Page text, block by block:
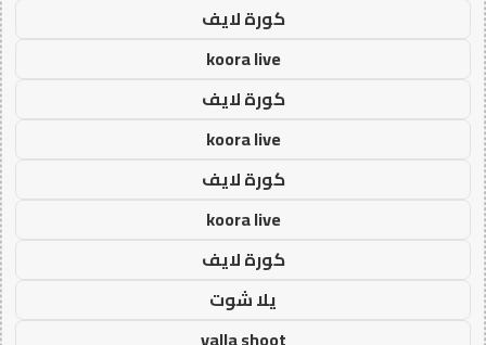
كورة لايف
koora live
كورة لايف
koora live
كورة لايف
koora live
كورة لايف
يلا شوت